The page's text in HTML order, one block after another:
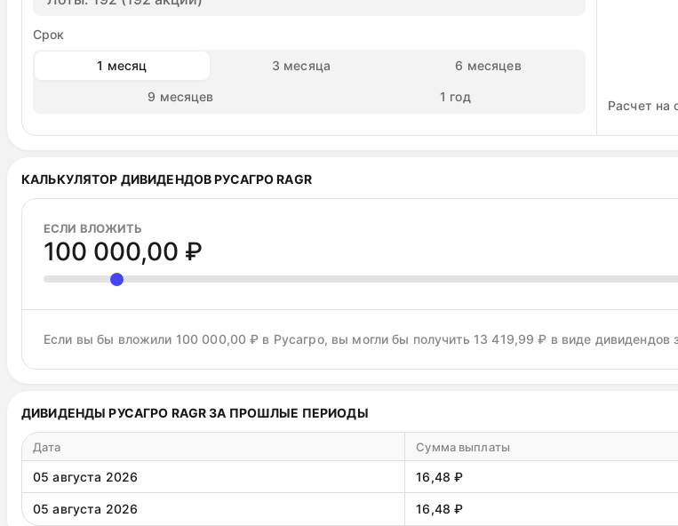
Срок
1 месяц 3 месяца 6 месяцев
9 месяцев 1 год
Расчет на
КАЛЬКУЛЯТОР ДИВИДЕНДОВ РУСАГРО RAGR
ЕСЛИ ВЛОЖИТЬ
100 000,00 ₽
Если вы бы вложили 100 000,00 ₽ в Русагро, вы могли бы получить 13 419,99 ₽ в виде дивидендов
ДИВИДЕНДЫ РУСАГРО RAGR ЗА ПРОШЛЫЕ ПЕРИОДЫ
Дата Сумма выплаты
05 августа 2026 16,48 ₽
05 августа 2026 16,48 ₽